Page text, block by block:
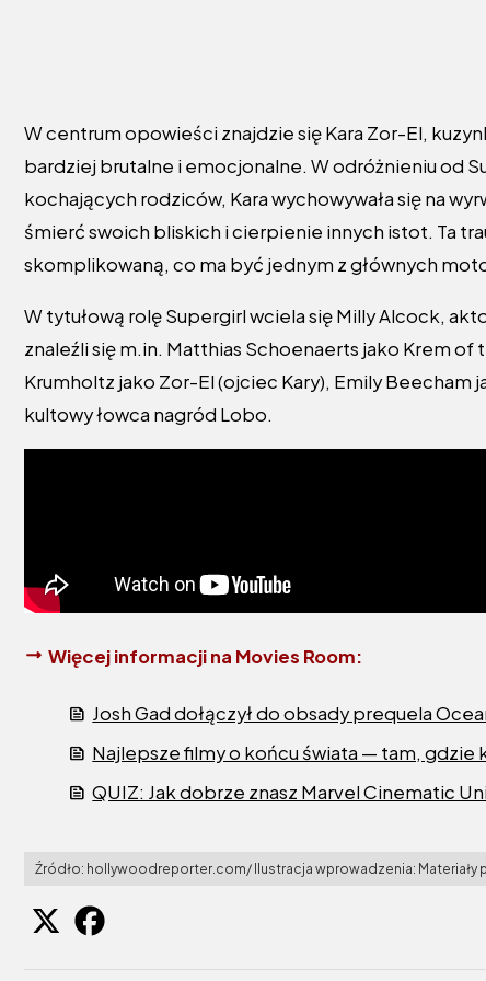
W centrum opowieści znajdzie się Kara Zor-El,
bardziej brutalne i emocjonalne. W odróżnieniu od
kochających rodziców, Kara wychowywała się na
śmierć swoich bliskich i cierpienie innych istot. Ta
skomplikowaną, co ma być jednym z głównych
W tytułową rolę Supergirl wciela się Milly Alcock,
znaleźli się m.in. Matthias Schoenaerts jako Krem of
Krumholtz jako Zor-El (ojciec Kary), Emily Beecham
kultowy łowca nagród Lobo.
Więcej informacji na Movies Room:
Josh Gad dołączył do obsady prequela
Najlepsze filmy o końcu świata — tam, gdzie
QUIZ: Jak dobrze znasz Marvel Cinematic
Źródło: hollywoodreporter.com/ Ilustracja wprowadzenia: Materiały